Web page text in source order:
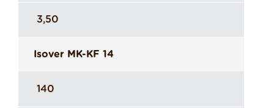
3,50
Isover MK-KF 14
140